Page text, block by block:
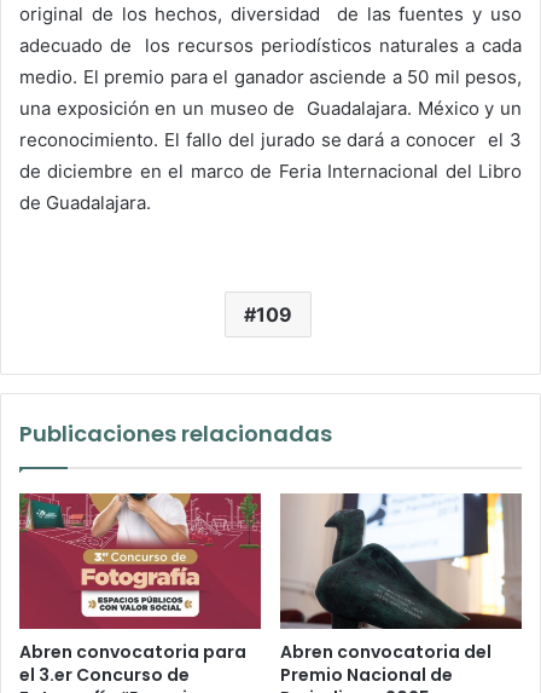
original de los hechos, diversidad de las fuentes y uso
adecuado de los recursos periodísticos naturales a cada
medio. El premio para el ganador asciende a 50 mil pesos,
una exposición en un museo de Guadalajara. México y un
reconocimiento. El fallo del jurado se dará a conocer el 3
de diciembre en el marco de Feria Internacional del Libro
de Guadalajara.
109
Publicaciones relacionadas
Abren convocatoria para
el 3.er Concurso de
Abren convocatoria del
Premio Nacional de